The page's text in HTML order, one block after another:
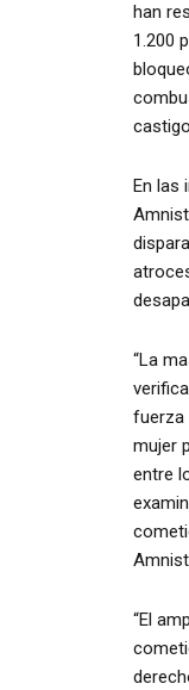
han
1.200
En las
“La
fuerza
mujer
entre
“El